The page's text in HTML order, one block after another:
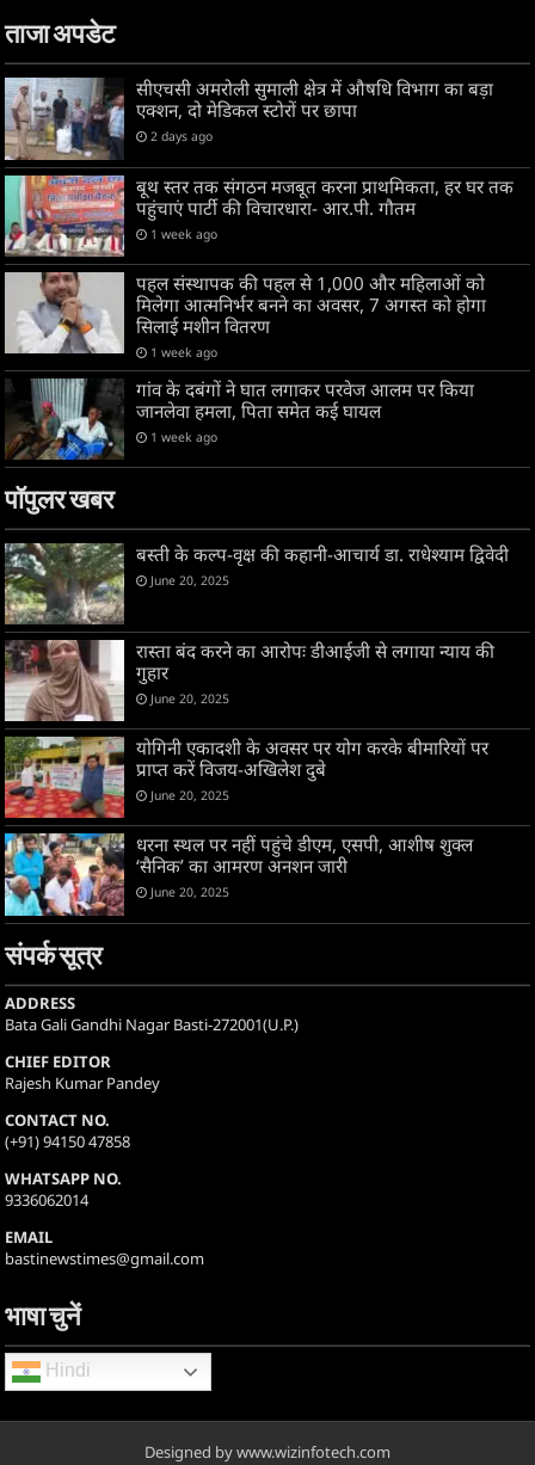
ताजा अपडेट
सीएचसी अमरोली सुमाली क्षेत्र में औषधि विभाग का बड़ा
एक्शन, दो मेडिकल स्टोरों पर छापा
2 days ago
बूथ स्तर तक संगठन मजबूत करना प्राथमिकता, हर घर तक
पहुंचाएं पार्टी की विचारधारा- आर.पी. गौतम
1 week ago
पहल संस्थापक की पहल से 1,000 और महिलाओं को
मिलेगा आत्मनिर्भर बनने का अवसर, 7 अगस्त को होगा
सिलाई मशीन वितरण
1 week ago
गांव के दबंगों ने घात लगाकर परवेज आलम पर किया
जानलेवा हमला, पिता समेत कई घायल
1 week ago
पॉपुलर खबर
बस्ती के कल्प-वृक्ष की कहानी-आचार्य डा. राधेश्याम द्विवेदी
June 20, 2025
रास्ता बंद करने का आरोपः डीआईजी से लगाया न्याय की
गुहार
June 20, 2025
योगिनी एकादशी के अवसर पर योग करके बीमारियों पर
प्राप्त करें विजय-अखिलेश दुबे
June 20, 2025
धरना स्थल पर नहीं पहुंचे डीएम, एसपी, आशीष शुक्ल
‘सैनिक’ का आमरण अनशन जारी
June 20, 2025
संपर्क सूत्र
ADDRESS
Bata Gali Gandhi Nagar Basti-272001(U.P.)
CHIEF EDITOR
Rajesh Kumar Pandey
CONTACT NO.
(+91) 94150 47858
WHATSAPP NO.
9336062014
EMAIL
bastinewstimes@gmail.com
भाषा चुनें
Hindi
Designed by www.wizinfotech.com